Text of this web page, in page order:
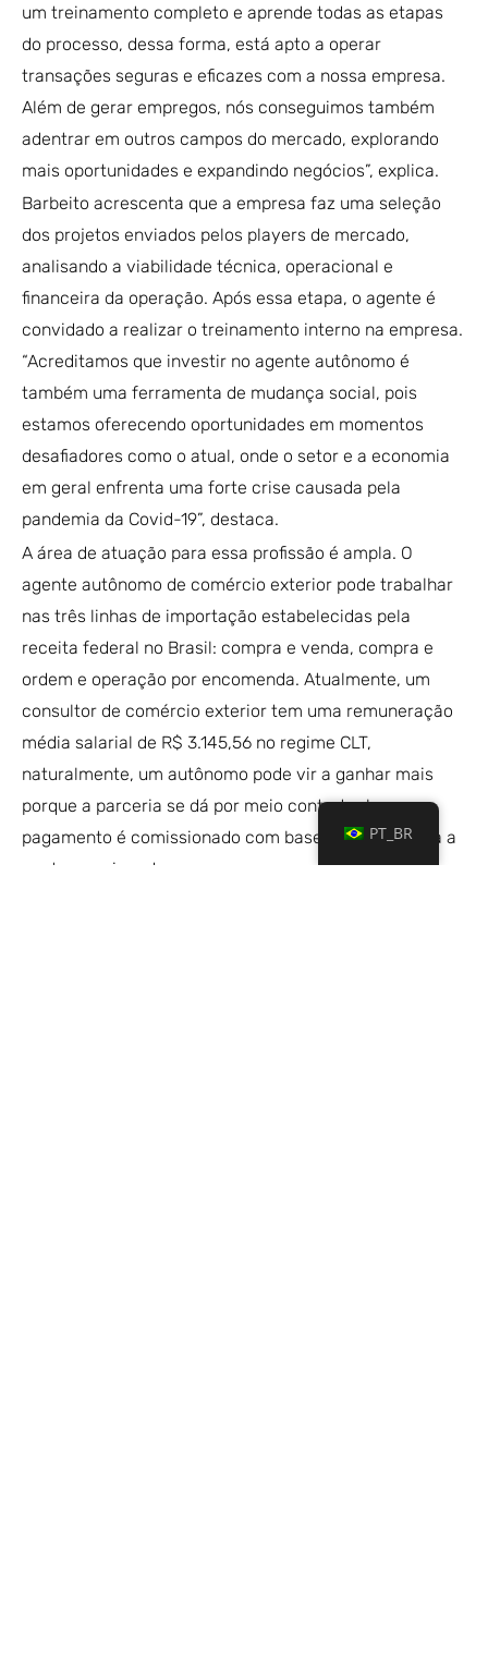
um treinamento completo e aprende todas as etapas
do processo, dessa forma, está apto a operar
transações seguras e eficazes com a nossa empresa.
Além de gerar empregos, nós conseguimos também
adentrar em outros campos do mercado, explorando
mais oportunidades e expandindo negócios”, explica.
Barbeito acrescenta que a empresa faz uma seleção
dos projetos enviados pelos players de mercado,
analisando a viabilidade técnica, operacional e
financeira da operação. Após essa etapa, o agente é
convidado a realizar o treinamento interno na empresa.
“Acreditamos que investir no agente autônomo é
também uma ferramenta de mudança social, pois
estamos oferecendo oportunidades em momentos
desafiadores como o atual, onde o setor e a economia
em geral enfrenta uma forte crise causada pela
pandemia da Covid-19”, destaca.
A área de atuação para essa profissão é ampla. O
agente autônomo de comércio exterior pode trabalhar
nas três linhas de importação estabelecidas pela
receita federal no Brasil: compra e venda, compra e
ordem e operação por encomenda. Atualmente, um
consultor de comércio exterior tem uma remuneração
média salarial de R$ 3.145,56 no regime CLT,
naturalmente, um autônomo pode vir a ganhar mais
porque a parceria se dá por meio contratual e o
pagamento é comissionado com base na mercadoria a
ser transacionada.
PT_BR